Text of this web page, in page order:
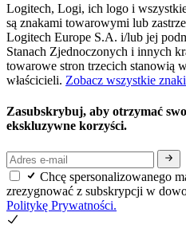
Logitech, Logi, ich logo i
są znakami towarowymi lub
Logitech Europe S.A. i/lub jej
Stanach Zjednoczonych i innych
towarowe stron trzecich stanowią
właścicieli. Zobacz wszystkie
Zasubskrybuj, aby otrzymać
ekskluzywne korzyści.
Chcę spersonalizowanego
zrezygnować z subskrypcji w
Politykę Prywatności.